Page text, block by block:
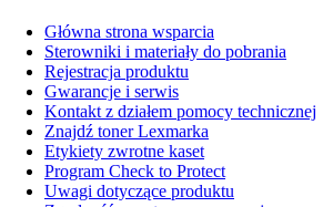
Główna strona wsparcia
Sterowniki i materiały do pobrania
Rejestracja produktu
Gwarancje i serwis
Kontakt z działem pomocy technicznej
Znajdź toner Lexmarka
Etykiety zwrotne kaset
Program Check to Protect
Uwagi dotyczące produktu